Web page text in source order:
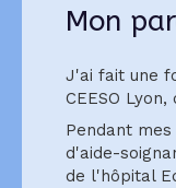
Mon
J'ai fait une
CEESO
Pendant
d'aide-
de l'hôpital